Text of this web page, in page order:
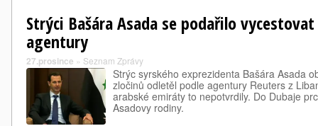
Strýci Bašára Asada se podařilo
agentury
27.prosince » Seznam Zprávy
Strýc syrského exprezidenta Bašára Asada
zločinů odletěl podle agentury Reuters z
arabské emiráty to nepotvrdily. Do Dubaje
Asadovy rodiny.